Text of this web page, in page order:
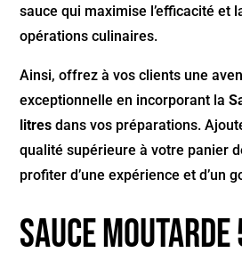
sauce qui maximise l’efficacité et
opérations culinaires.
Ainsi, offrez à vos clients une
exceptionnelle en incorporant la
litres dans vos préparations.
qualité supérieure à votre panier
profiter d’une expérience et d’un
Sauce